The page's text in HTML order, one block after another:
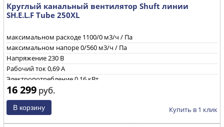
Круглый канальный вентилятор Shuft линии
SH.E.L.F Tube 250XL
максимальном расходе 1100/0 м3/ч / Па
максимальном напоре0/560 м3/ч / Па
Напряжение230 B
Рабочий ток0,69 А
Электропотребление0,16 кВт
Уровень звуковой мощности через корпус при ηmax
дБ(А)
Частота вращения
16 299 руб.
Купить в 1 клик